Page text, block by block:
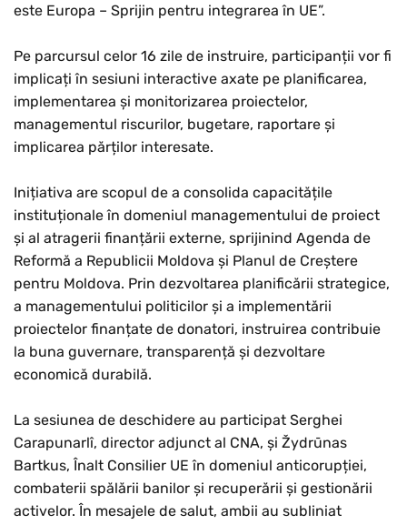
este Europa – Sprijin pentru integrarea în UE”.
Pe parcursul celor 16 zile de instruire, participanții vor fi
implicați în sesiuni interactive axate pe planificarea,
implementarea și monitorizarea proiectelor,
managementul riscurilor, bugetare, raportare și
implicarea părților interesate.
Inițiativa are scopul de a consolida capacitățile
instituționale în domeniul managementului de proiect
și al atragerii finanțării externe, sprijinind Agenda de
Reformă a Republicii Moldova și Planul de Creștere
pentru Moldova. Prin dezvoltarea planificării strategice,
a managementului politicilor și a implementării
proiectelor finanțate de donatori, instruirea contribuie
la buna guvernare, transparență și dezvoltare
economică durabilă.
La sesiunea de deschidere au participat Serghei
Carapunarlî, director adjunct al CNA, și Žydrūnas
Bartkus, Înalt Consilier UE în domeniul anticorupției,
combaterii spălării banilor și recuperării și gestionării
activelor. În mesajele de salut, ambii au subliniat